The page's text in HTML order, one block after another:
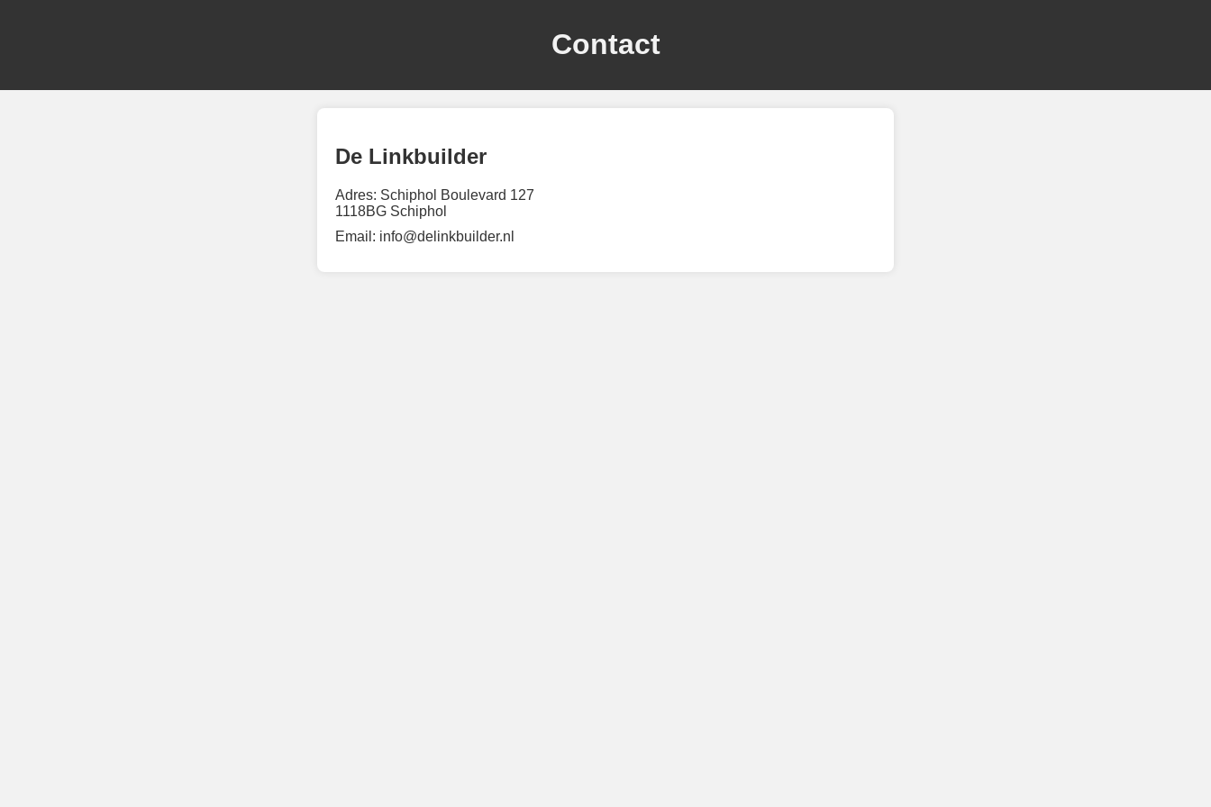
Contact
De Linkbuilder
Adres: Schiphol Boulevard 127
1118BG Schiphol
Email: info@delinkbuilder.nl